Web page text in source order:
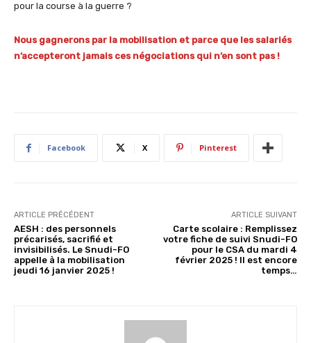
pour la course à la guerre ?
Nous gagnerons par la mobilisation et parce que les salariés
n’accepteront jamais ces négociations qui n’en sont pas !
Facebook X Pinterest
ARTICLE PRÉCÉDENT
AESH : des personnels
précarisés, sacrifié et
invisibilisés. Le Snudi-FO
appelle à la mobilisation
jeudi 16 janvier 2025 !
ARTICLE SUIVANT
Carte scolaire : Remplissez
votre fiche de suivi Snudi-FO
pour le CSA du mardi 4
février 2025 ! Il est encore
temps…